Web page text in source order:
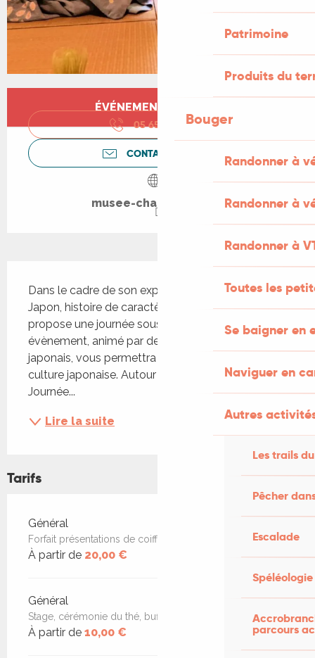
Patrimoine
Produits du
Bouger
Randonner à
Randonner à
Randonner à
Toutes les
Se baigner en
Naviguer en
Autres
Les trails
Pêcher
Escalade
Spéléologie
parcours
Ouverture et coordonnées
ÉVÉNEMENT TERMINÉ
05 65 50 31▒▒
CONTACTEZ-NOUS
musee-champollion.fr
Dans le cadre de son exposition temporaire «
Japon, histoire de caractères », le musée vous
propose une journée sous le signe du Japon. Cet
évènement, animé par des artistes et créateurs
japonais, vous permettra de vous initier à la
culture japonaise. Autour de l‘exposition Japon :
Journée...
Lire la suite
Tarifs
Tarifs 2026
Général
Forfait présentations de coiffures, buffet et concert
À partir de 20,00 €
Général
Stage, cérémonie du thé, buffet ou concert seuls
À partir de 10,00 €